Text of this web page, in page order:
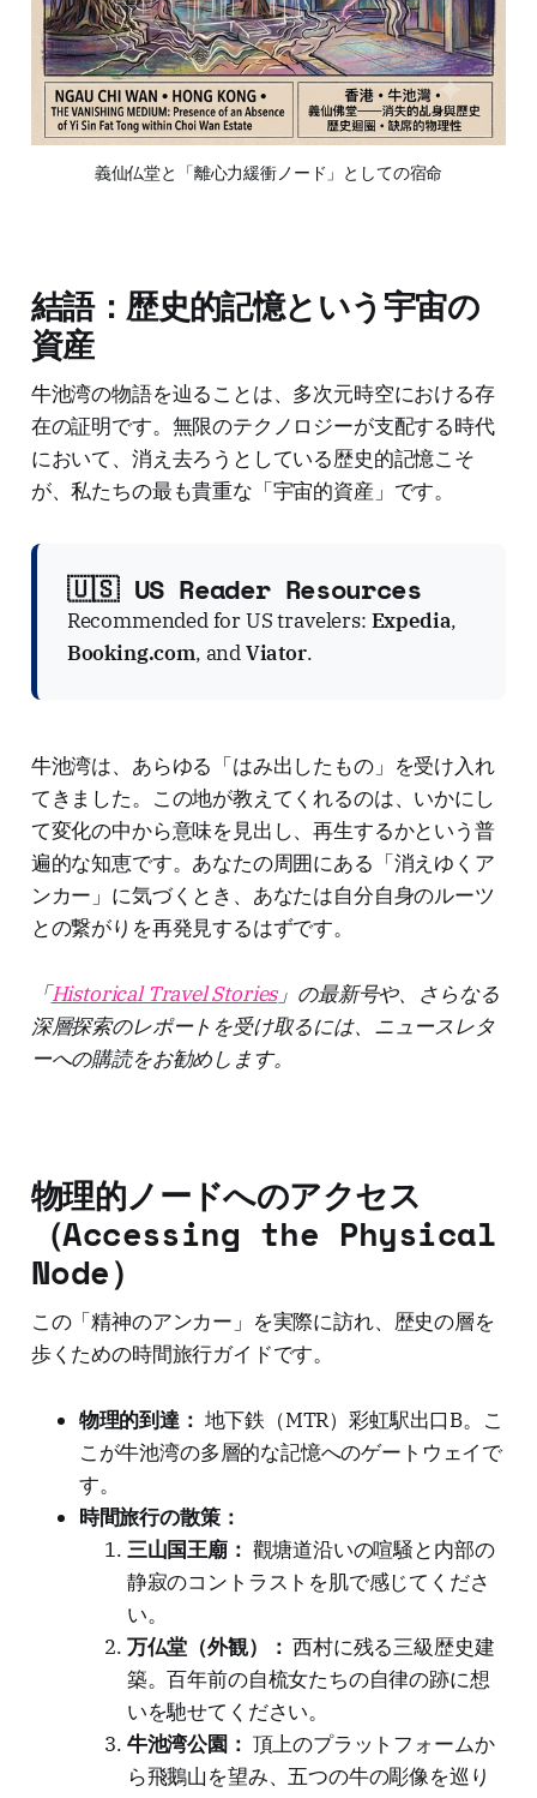
義仙仏堂と「離心力緩衝ノード」としての宿命
結語：歴史的記憶という宇宙の
資産
牛池湾の物語を辿ることは、多次元時空における存
在の証明です。無限のテクノロジーが支配する時代
において、消え去ろうとしている歴史的記憶こそ
が、私たちの最も貴重な「宇宙的資産」です。
🇺🇸 US Reader Resources
Recommended for US travelers: Expedia,
Booking.com, andViator.
牛池湾は、あらゆる「はみ出したもの」を受け入れ
てきました。この地が教えてくれるのは、いかにし
て変化の中から意味を見出し、再生するかという普
遍的な知恵です。あなたの周囲にある「消えゆくア
ンカー」に気づくとき、あなたは自分自身のルーツ
との繋がりを再発見するはずです。
「Historical Travel Stories」の最新号や、さらなる
深層探索のレポートを受け取るには、ニュースレタ
ーへの購読をお勧めします。
物理的ノードへのアクセス
（Accessing the Physical
Node）
この「精神のアンカー」を実際に訪れ、歴史の層を
歩くための時間旅行ガイドです。
物理的到達： 地下鉄（MTR）彩虹駅出口B。こ
こが牛池湾の多層的な記憶へのゲートウェイで
す。
時間旅行の散策：
三山国王廟： 觀塘道沿いの喧騒と内部の
静寂のコントラストを肌で感じてくださ
い。
万仏堂（外観）： 西村に残る三級歴史建
築。百年前の自梳女たちの自律の跡に想
いを馳せてください。
牛池湾公園： 頂上のプラットフォームか
ら飛鵝山を望み、五つの牛の彫像を巡り